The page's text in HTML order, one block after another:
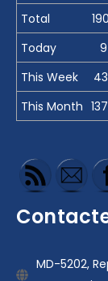
Total
Today
9
This Week
This Month
MD-5202,